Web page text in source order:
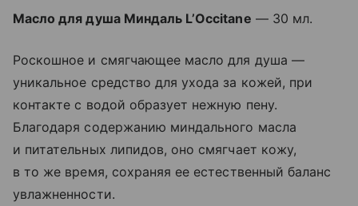
Масло для душа Миндаль L’Occitane — 30 мл.
Роскошное и смягчающее масло для душа —
уникальное средство для ухода за кожей, при
контакте с водой образует нежную пену.
Благодаря содержанию миндального масла
и питательных липидов, оно смягчает кожу,
в то же время, сохраняя ее естественный баланс
увлажненности.